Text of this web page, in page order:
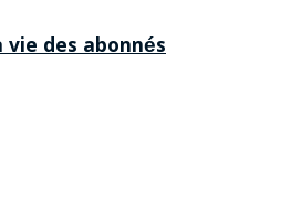
des abonnés